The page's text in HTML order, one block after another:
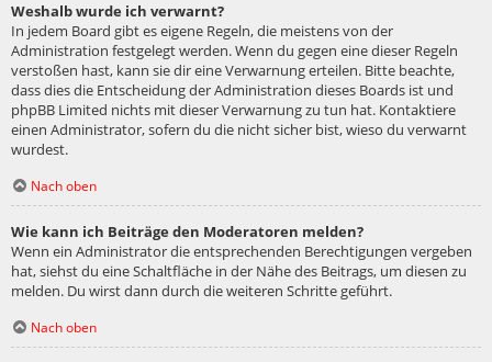
Weshalb wurde ich verwarnt?
In jedem Board gibt es eigene Regeln, die meistens von der
Administration festgelegt werden. Wenn du gegen eine dieser Regeln
verstoßen hast, kann sie dir eine Verwarnung erteilen. Bitte beachte,
dass dies die Entscheidung der Administration dieses Boards ist und
phpBB Limited nichts mit dieser Verwarnung zu tun hat. Kontaktiere
einen Administrator, sofern du die nicht sicher bist, wieso du verwarnt
wurdest.
Nach oben
Wie kann ich Beiträge den Moderatoren melden?
Wenn ein Administrator die entsprechenden Berechtigungen vergeben
hat, siehst du eine Schaltfläche in der Nähe des Beitrags, um diesen zu
melden. Du wirst dann durch die weiteren Schritte geführt.
Nach oben